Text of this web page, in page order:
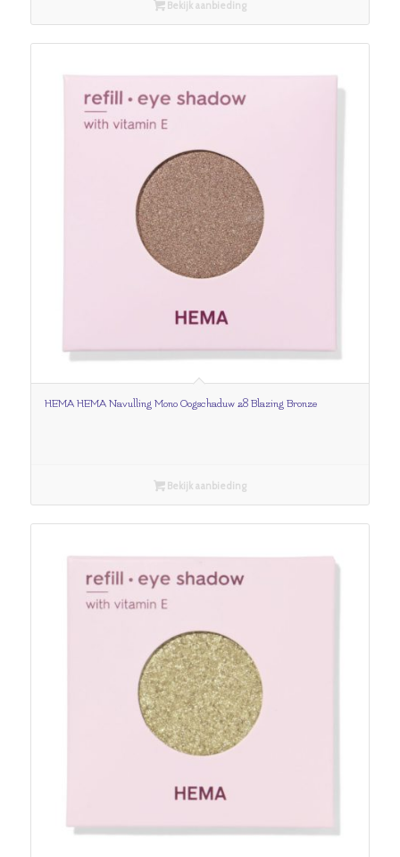
Bekijk aanbieding
HEMA HEMA Navulling Mono Oogschaduw 28 Blazing Bronze
Bekijk aanbieding